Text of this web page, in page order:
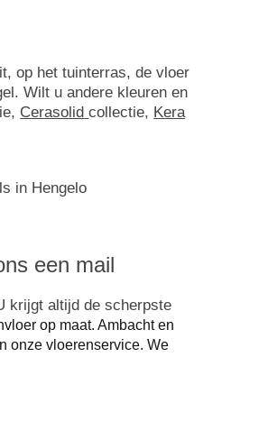
op het tuinterras, de vloer
Wilt u andere kleuren en
Cerasolid collectie, Kera
een mail
krijgt altijd de scherpste
op maat. Ambacht en
onze vloerenservice.We